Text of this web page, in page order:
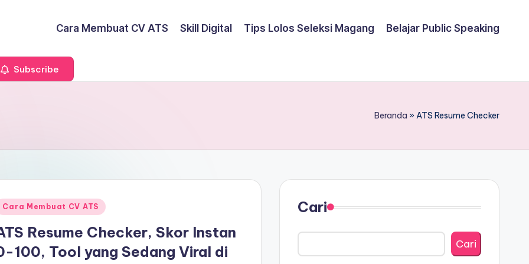
Cara Membuat CV ATS Skill Digital Tips Lolos Seleksi Magang Belajar Public Speaking
Subscribe
Beranda »ATS Resume Checker
Cara Membuat CV ATS
Resume Checker, Skor Instan
100, Tool yang Sedang Viral di
Cari
Cari